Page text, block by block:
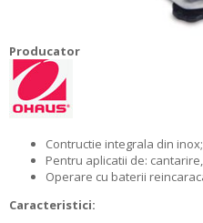
Producator
Contructie integrala din inox;
Pentru aplicatii de:
Operare cu baterii
Caracteristici: